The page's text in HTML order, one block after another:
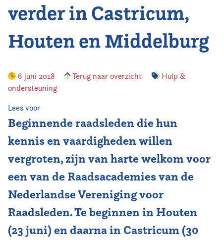
Agenda
Nieuws
Kennis & Informatie
Vereniging
Contact
verder in Castricum,
Houten en Middelburg
6 juni 2018 Terug naar overzicht
Hulp &
ondersteuning
Lees voor
Beginnende raadsleden die hun
kennis en vaardigheden willen
vergroten, zijn van harte welkom voor
een van de Raadsacademies van de
Nederlandse Vereniging voor
Raadsleden. Te beginnen in Houten
(23 juni) en daarna in Castricum (30